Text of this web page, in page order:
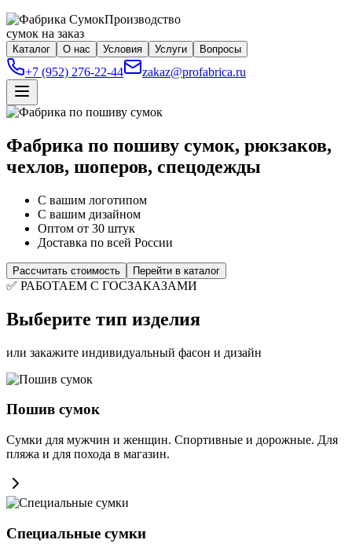
Производство
сумок на заказ
Каталог О нас Условия Услуги Вопросы
+7 (952) 276-22-44 zakaz@profabrica.ru
Фабрика по пошиву сумок, рюкзаков,
чехлов, шоперов, спецодежды
С вашим логотипом
С вашим дизайном
Оптом от 30 штук
Доставка по всей России
Рассчитать стоимость Перейти в каталог
✅ РАБОТАЕМ С ГОСЗАКАЗАМИ
Выберите тип изделия
или закажите индивидуальный фасон и дизайн
Пошив сумок
Сумки для мужчин и женщин. Спортивные и дорожные. Для
пляжа и для похода в магазин.
Специальные сумки